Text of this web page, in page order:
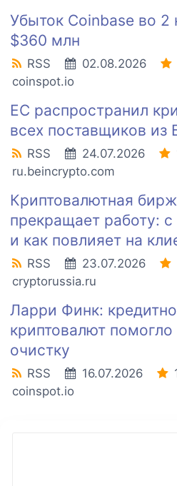
Убыток Coinbase во 2
$360 млн
RSS 02.08.2026
coinspot.io
ЕС распространил
всех поставщиков из
RSS 24.07.2026
ru.beincrypto.com
Криптовалютная
прекращает работу: с
и как повлияет на
RSS 23.07.2026
cryptorussia.ru
Ларри Финк:
криптовалют
очистку
RSS 16.07.2026
coinspot.io